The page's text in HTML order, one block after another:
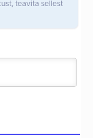
teavita sellest